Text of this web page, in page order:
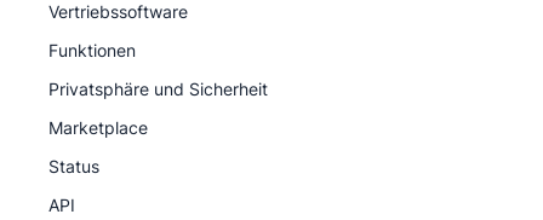
Vertriebssoftware
Funktionen
Privatsphäre und Sicherheit
Marketplace
Status
API